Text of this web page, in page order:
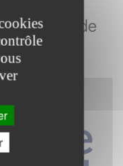
Travail de